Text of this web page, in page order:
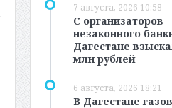
7 августа, 2026 10:58
С организаторов
незаконного
Дагестане
млн рублей
6 августа, 2026 18:21
В Дагестане